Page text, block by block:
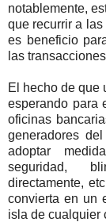
notablemente,
que recurrir a
es beneficio
las
El hecho de que
esperando para
oficinas
generadores
adoptar
seguridad,
directamente,
convierta en un
isla de cualquier